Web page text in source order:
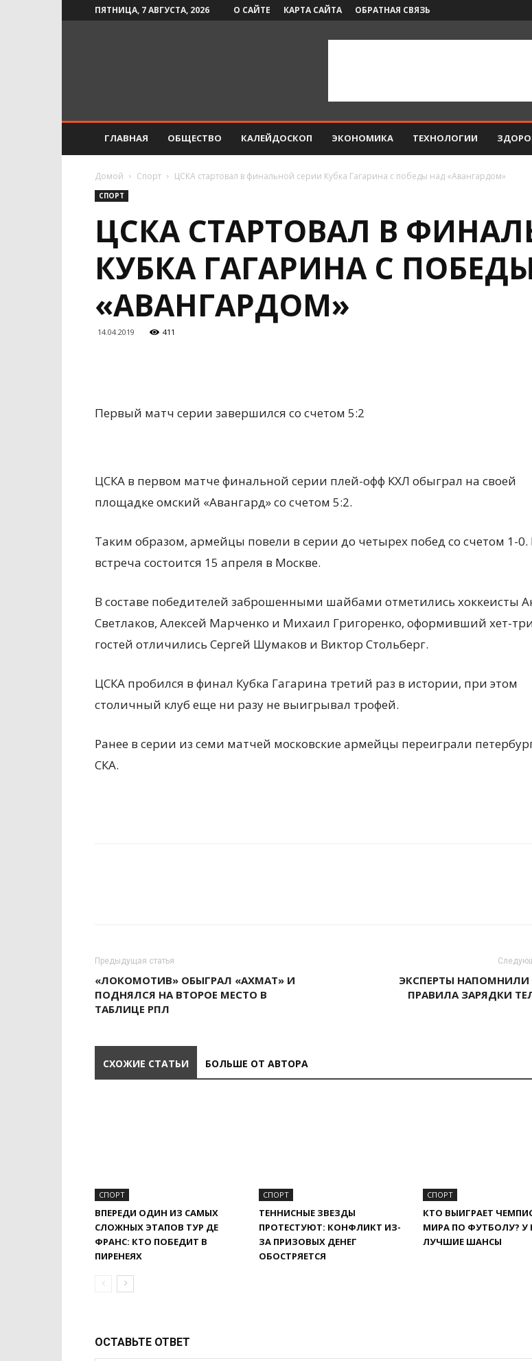
ПЯТНИЦА, 7 АВГУСТА, 2026 О САЙТЕ КАРТА САЙТА ОБРАТНАЯ СВЯЗЬ
ГЛАВНАЯ ОБЩЕСТВО КАЛЕЙДОСКОП ЭКОНОМИКА ТЕХНОЛОГИИ
Домой Спорт ЦСКА стартовал в финальной серии Кубка Гагарина с победы над «Авангардом»
СПОРТ
ЦСКА СТАРТОВАЛ В
КУБКА ГАГАРИНА С
«АВАНГАРДОМ»
14.04.2019 411
Первый матч серии завершился со счетом 5:2
ЦСКА в первом матче финальной серии плей-офф КХЛ обыграл на своей
площадке омский «Авангард» со счетом 5:2.
Таким образом, армейцы повели в серии до четырех побед со счетом 1-0.
встреча состоится 15 апреля в Москве.
В составе победителей заброшенными шайбами отметились хоккеисты
Светлаков, Алексей Марченко и Михаил Григоренко, оформивший хет-
гостей отличились Сергей Шумаков и Виктор Стольберг.
ЦСКА пробился в финал Кубка Гагарина третий раз в истории, при этом
столичный клуб еще ни разу не выигрывал трофей.
Ранее в серии из семи матчей московские армейцы переиграли
СКА.
Предыдущая статья
«ЛОКОМОТИВ» ОБЫГРАЛ «АХМАТ» И
ПОДНЯЛСЯ НА ВТОРОЕ МЕСТО В
ТАБЛИЦЕ РПЛ
ЭКСПЕРТЫ НАПОМНИЛИ
ПРАВИЛА ЗАРЯДКИ
СХОЖИЕ СТАТЬИ БОЛЬШЕ ОТ АВТОРА
СПОРТ
ВПЕРЕДИ ОДИН ИЗ САМЫХ
СЛОЖНЫХ ЭТАПОВ ТУР ДЕ
ФРАНС: КТО ПОБЕДИТ В
ПИРЕНЕЯХ
СПОРТ
ТЕННИСНЫЕ ЗВЕЗДЫ
ПРОТЕСТУЮТ: КОНФЛИКТ ИЗ-
ЗА ПРИЗОВЫХ ДЕНЕГ
ОБОСТРЯЕТСЯ
СПОРТ
КТО ВЫИГРАЕТ
МИРА ПО ФУТБОЛУ? У
ЛУЧШИЕ ШАНСЫ
ОСТАВЬТЕ ОТВЕТ